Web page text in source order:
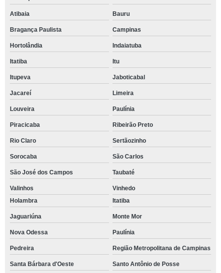
Atibaia Bauru
Bragança Paulista Campinas
Hortolândia Indaiatuba
Itatiba Itu
Itupeva Jaboticabal
Jacareí Limeira
Louveira Paulínia
Piracicaba Ribeirão Preto
Rio Claro Sertãozinho
Sorocaba São Carlos
São José dos Campos Taubaté
Valinhos
Vinhedo
Holambra
Itatiba
Jaguariúna Monte Mor
Nova Odessa Paulínia
Pedreira Região Metropolitana de Campinas
Santa Bárbara d'Oeste Santo Antônio de Posse